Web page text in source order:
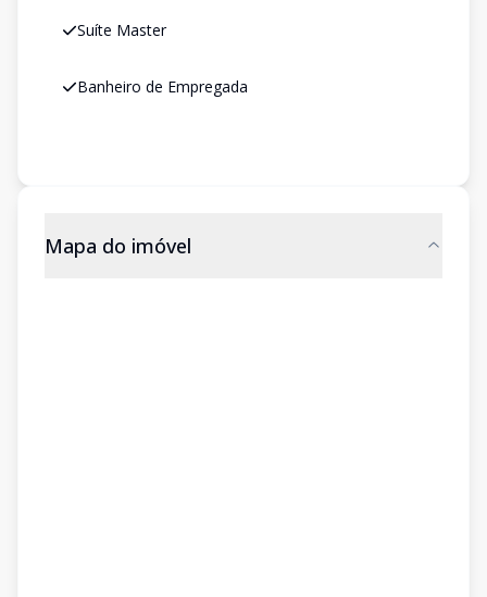
Suíte Master
Banheiro de Empregada
Mapa do imóvel